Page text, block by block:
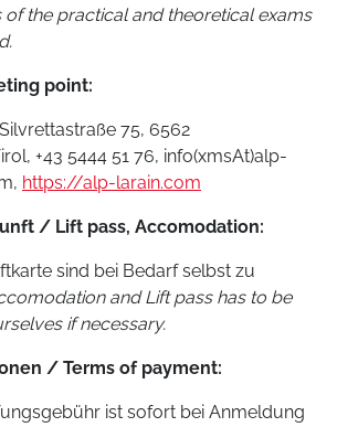
of the practical and theoretical exams
point:
75, 6562
+43 5444 51 76, info(xmsAt)alp-
, https://alp-larain.com
/ Lift pass, Accomodation:
sind bei Bedarf selbst zu
and Lift pass has to be
if necessary.
/ Terms of payment:
ist sofort bei Anmeldung